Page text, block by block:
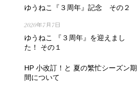
2020年7月23日
ゆうねこ『３周年』記念 その２
2020年7月7日
ゆうねこ 『３周年』を迎えまし
た！ その１
2020年6月30日
HP 小改訂！と 夏の繁忙シーズン期
間について